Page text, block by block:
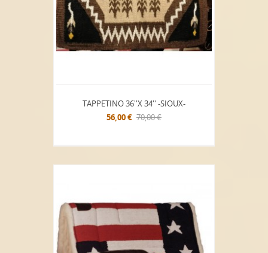
TAPPETINO 36''x 34'' -SIOUX-
56,00 € 70,00 €